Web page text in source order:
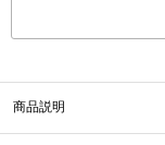
商品説明